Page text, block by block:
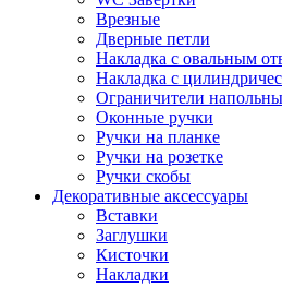
Врезные
Дверные петли
Накладка с овальным
Накладка с
Ограничители
Оконные ручки
Ручки на планке
Ручки на розетке
Ручки скобы
Декоративные аксессуары
Вставки
Заглушки
Кисточки
Накладки